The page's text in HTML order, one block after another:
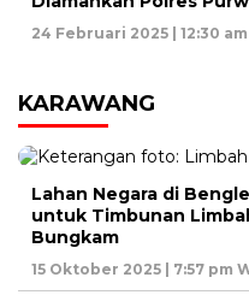
24 Februari 2025 | 12:30
KARAWANG
Lahan Negara di
untuk Timbunan
Bungkam
15 Oktober 2025 | 7:57 pm